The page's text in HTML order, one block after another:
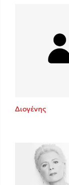
Διογένης